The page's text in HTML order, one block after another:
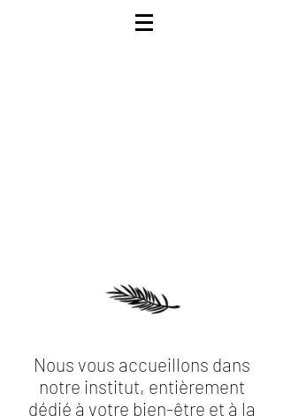
Nous vous accueillons dans
notre institut, entièrement
dédié à votre bien-être et à la